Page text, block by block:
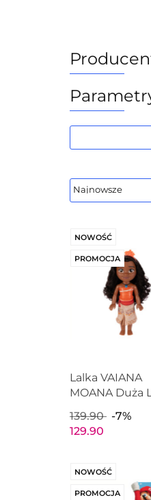
NOWOŚĆ
PROMOCJA
Lalka VAIANA
MOANA Duża
35cm JAKKS
PACIFIC 22995
139.90
-7%
129.90
NOWOŚĆ
PROMOCJA